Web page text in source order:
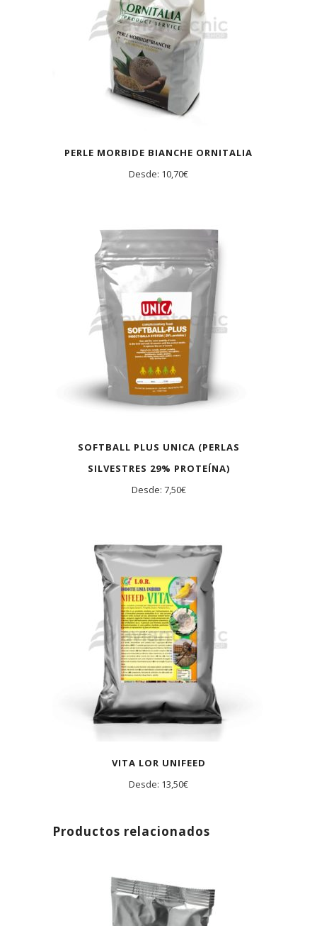
PERLE MORBIDE BIANCHE ORNITALIA
Desde: 10,70€
AGOTADO
SOFTBALL PLUS UNICA (PERLAS
SILVESTRES 29% PROTEÍNA)
Desde: 7,50€
VITA LOR UNIFEED
Desde: 13,50€
Productos relacionados